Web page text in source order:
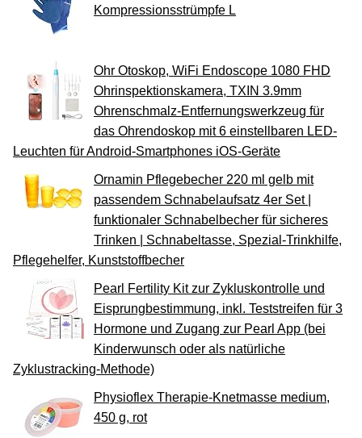
Kompressionsstrümpfe L
Ohr Otoskop, WiFi Endoscope 1080 FHD
Ohrinspektionskamera, TXIN 3.9mm
Ohrenschmalz-Entfernungswerkzeug für
das Ohrendoskop mit 6 einstellbaren LED-
Leuchten für Android-Smartphones iOS-Geräte
Ornamin Pflegebecher 220 ml gelb mit
passendem Schnabelaufsatz 4er Set |
funktionaler Schnabelbecher für sicheres
Trinken | Schnabeltasse, Spezial-Trinkhilfe,
Pflegehelfer, Kunststoffbecher
Pearl Fertility Kit zur Zykluskontrolle und
Eisprungbestimmung, inkl. Teststreifen für 3
Hormone und Zugang zur Pearl App (bei
Kinderwunsch oder als natürliche
Zyklustracking-Methode)
Physioflex Therapie-Knetmasse medium,
450 g, rot